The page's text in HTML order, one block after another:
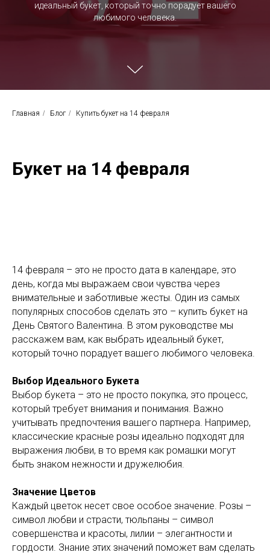
идеальный букет, который точно порадует вашего
любимого человека.
Главная / Блог / Купить букет на 14 февраля
Букет на 14 февраля
14 февраля – это не просто дата в календаре, это
день, когда мы выражаем свои чувства через
внимательные и заботливые жесты. Один из самых
популярных способов сделать это – купить букет на
День Святого Валентина. В этом руководстве мы
расскажем вам, как выбрать идеальный букет,
который точно порадует вашего любимого человека.
Выбор Идеального Букета
Выбор букета – это не просто покупка, это процесс,
который требует внимания и понимания. Важно
учитывать предпочтения вашего партнера. Например,
классические красные розы идеально подходят для
выражения любви, в то время как ромашки могут
быть знаком нежности и дружелюбия.
Значение Цветов
Каждый цветок несет свое особое значение. Розы –
символ любви и страсти, тюльпаны – символ
совершенства и красоты, лилии – элегантности и
гордости. Знание этих значений поможет вам сделать